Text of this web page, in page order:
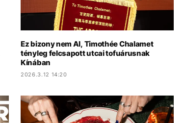
Ez bizony nem AI, Timothée Chalamet
tényleg felcsapott utcai tofuárusnak
Kínában
2026.3.12 14:20